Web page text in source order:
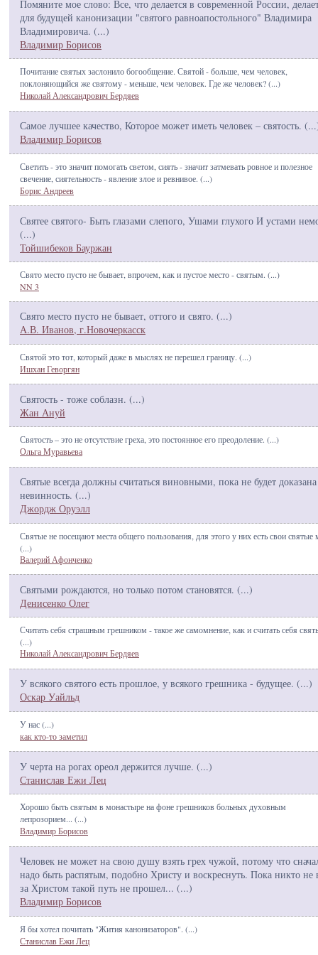
Помяните мое слово: Все, что делается в современной России,
для будущей канонизации "святого равноапостольного" Владимира
Владимировича. (...)
Владимир Борисов
Почитание святых заслонило богообщение. Святой - больше, чем человек,
поклоняющийся же святому - меньше, чем человек. Где же человек? (...)
Николай Александрович Бердяев
Самое лучшее качество, Которое может иметь человек – святость. (...
Владимир Борисов
Светить - это значит помогать светом, сиять - значит затмевать ровное и полезное
свечение, сиятельность - явление злое и ревнивое. (...)
Борис Андреев
Святее святого- Быть глазами слепого, Ушами глухого И устами
(...)
Тойшибеков Бауржан
Свято место пусто не бывает, впрочем, как и пустое место - святым. (...)
NN 3
Свято место пусто не бывает, оттого и свято. (...)
А.В. Иванов, г.Новочеркасск
Святой это тот, который даже в мыслях не перешел границу. (...)
Ишхан Геворгян
Святость - тоже соблазн. (...)
Жан Ануй
Святость – это не отсутствие греха, это постоянное его преодоление. (...)
Ольга Муравьева
Святые всегда должны считаться виновными, пока не будет
невинность. (...)
Джордж Оруэлл
Святые не посещают места общего пользования, для этого у них есть свои святые
(...)
Валерий Афонченко
Святыми рождаются, но только потом становятся. (...)
Денисенко Олег
Считать себя страшным грешником - такое же самомнение, как и считать себя
(...)
Николай Александрович Бердяев
У всякого святого есть прошлое, у всякого грешника - будущее. (...)
Оскар Уайльд
У нас (...)
как кто-то заметил
У черта на рогах ореол держится лучше. (...)
Станислав Ежи Лец
Хорошо быть святым в монастыре на фоне грешников больных духовным
лепрозорием... (...)
Владимир Борисов
Человек не может на свою душу взять грех чужой, потому что
надо быть распятым, подобно Христу и воскреснуть. Пока никто не
за Христом такой путь не прошел... (...)
Владимир Борисов
Я бы хотел почитать "Жития канонизаторов". (...)
Станислав Ежи Лец